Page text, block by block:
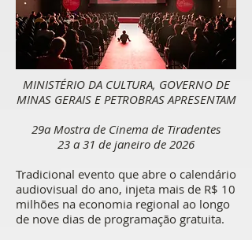
MINISTÉRIO DA CULTURA, GOVERNO DE
MINAS GERAIS E PETROBRAS APRESENTAM
29a Mostra de Cinema de Tiradentes
23 a 31 de janeiro de 2026
Tradicional evento que abre o calendário
audiovisual do ano, injeta mais de R$ 10
milhões na economia regional ao longo
de nove dias de programação gratuita.